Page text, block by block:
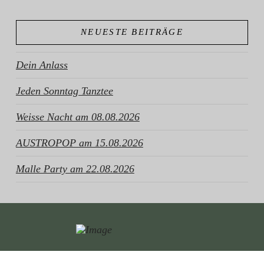
NEUESTE BEITRÄGE
Dein Anlass
Jeden Sonntag Tanztee
Weisse Nacht am 08.08.2026
AUSTROPOP am 15.08.2026
Malle Party am 22.08.2026